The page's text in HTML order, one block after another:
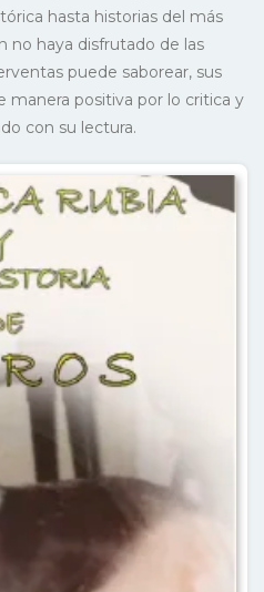
hasta historias del más
no haya disfrutado de las
puede saborear, sus
manera positiva por lo critica y
con su lectura.